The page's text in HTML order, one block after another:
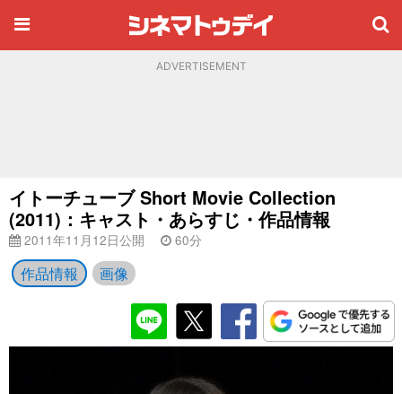
ADVERTISEMENT
イトーチューブ Short Movie Collection
(2011)：キャスト・あらすじ・作品情報
2011年11月12日公開 60分
作品情報 画像